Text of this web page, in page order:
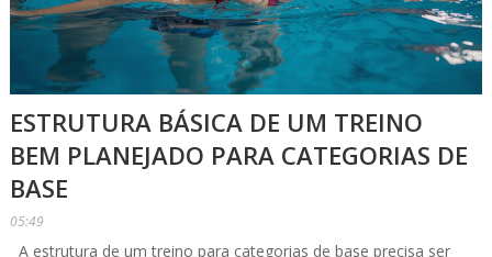
ESTRUTURA BÁSICA DE UM TREINO
BEM PLANEJADO PARA CATEGORIAS DE
BASE
05:49
A estrutura de um treino para categorias de base precisa ser